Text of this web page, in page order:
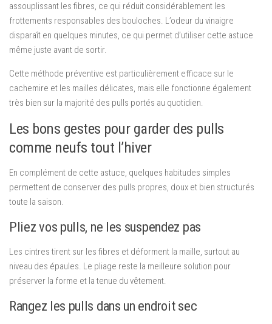
assouplissant les fibres, ce qui réduit considérablement les
frottements responsables des bouloches. L’odeur du vinaigre
disparaît en quelques minutes, ce qui permet d’utiliser cette astuce
même juste avant de sortir.
Cette méthode préventive est particulièrement efficace sur le
cachemire et les mailles délicates, mais elle fonctionne également
très bien sur la majorité des pulls portés au quotidien.
Les bons gestes pour garder des pulls
comme neufs tout l’hiver
En complément de cette astuce, quelques habitudes simples
permettent de conserver des pulls propres, doux et bien structurés
toute la saison.
Pliez vos pulls, ne les suspendez pas
Les cintres tirent sur les fibres et déforment la maille, surtout au
niveau des épaules. Le pliage reste la meilleure solution pour
préserver la forme et la tenue du vêtement.
Rangez les pulls dans un endroit sec